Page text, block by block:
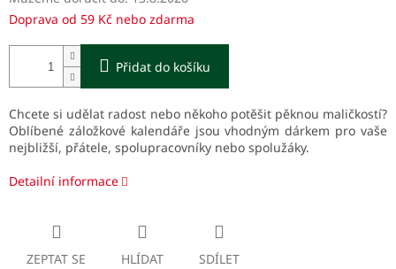
Doprava od 59 Kč nebo zdarma
Přidat do košíku
Chcete si udělat radost nebo někoho potěšit pěknou maličkostí?
Oblíbené záložkové kalendáře jsou vhodným dárkem pro vaše
nejbližší, přátele, spolupracovníky nebo spolužáky.
Detailní informace
ZEPTAT SE HLÍDAT SDÍLET